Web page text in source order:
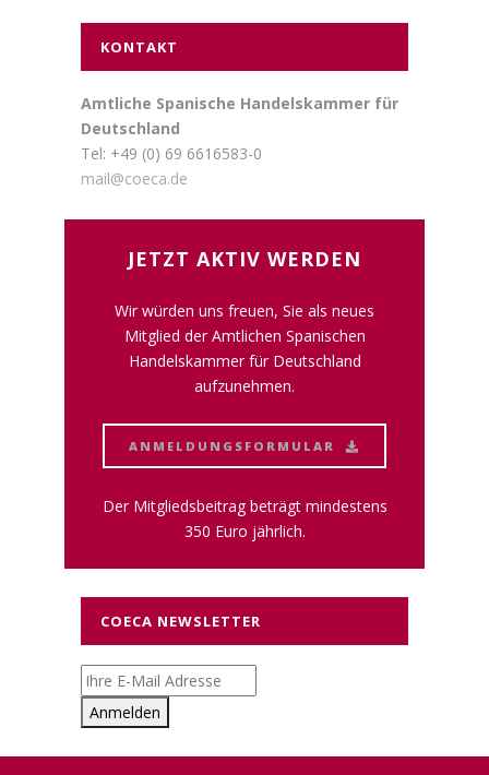
KONTAKT
Amtliche Spanische Handelskammer für
Deutschland
Tel: +49 (0) 69 6616583-0
mail@coeca.de
JETZT AKTIV WERDEN
Wir würden uns freuen, Sie als neues
Mitglied der Amtlichen Spanischen
Handelskammer für Deutschland
aufzunehmen.
ANMELDUNGSFORMULAR
Der Mitgliedsbeitrag beträgt mindestens
350 Euro jährlich.
COECA NEWSLETTER